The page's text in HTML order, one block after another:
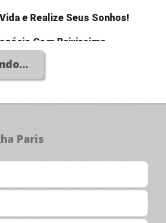
e Realize Seus Sonhos!
Com Baixissimo
Paris